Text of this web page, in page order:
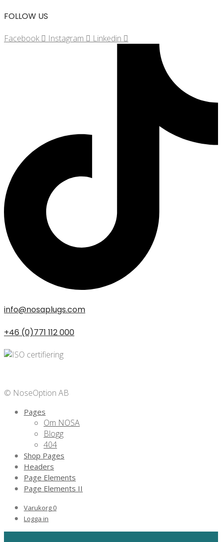
FOLLOW US
Facebook Instagram Linkedin
info@nosaplugs.com
+46 (0)771 112 000
© NoseOption AB
Pages
Om NOSA
Blogg
404
Shop Pages
Headers
Page Elements
Page Elements II
Varukorg 0
Logga in